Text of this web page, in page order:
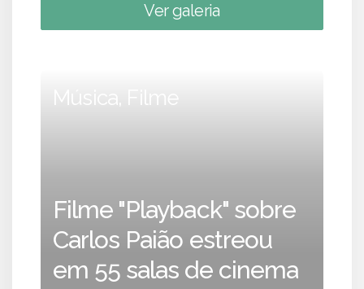
Ver galeria
Música, Filme
Filme "Playback" sobre
Carlos Paião estreou
em 55 salas de cinema